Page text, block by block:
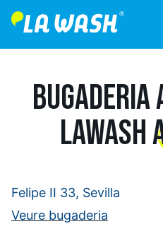
BUGADERIA
LAWASH
Felipe II 33, Sevilla
Veure bugaderia